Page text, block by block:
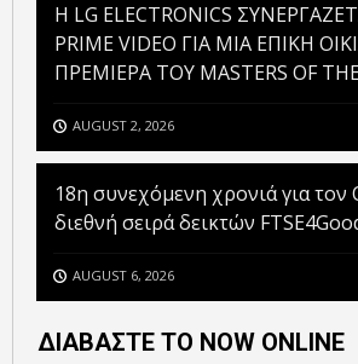
H LG ELECTRONICS
PRIME VIDEO ΓΙΑ ΜΙΑ ΕΠΙΚΗ
ΠΡΕΜΙΕΡΑ ΤΟΥ MASTERS OF
AUGUST 2, 2026
18η συνεχόμενη χρονιά για τον
διεθνή σειρά δεικτών
AUGUST 6, 2026
ΔΙΑΒΑΣΤΕ ΤΟ NOW ONLINE